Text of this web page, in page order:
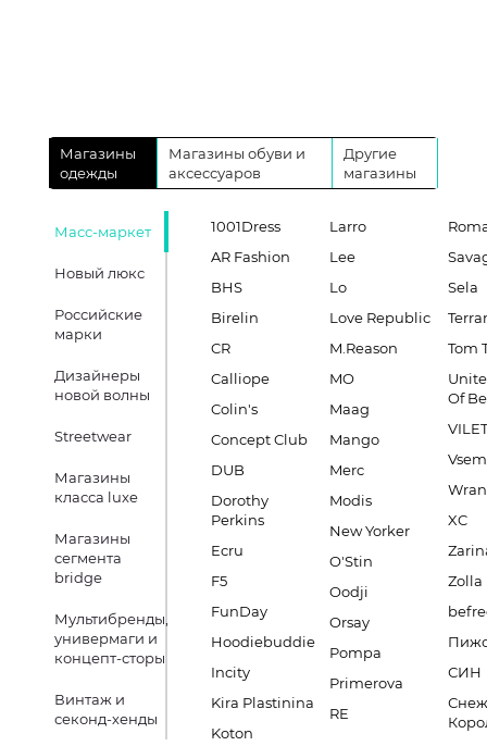
Магазины
одежды
Магазины обуви и
аксессуаров
Другие
магазины
Масс-маркет
Новый люкс
Российские
марки
Дизайнеры
новой волны
Streetwear
Магазины
класса luxe
Магазины
сегмента
bridge
Мультибренды,
универмаги и
концепт-сторы
Винтаж и
секонд-хенды
1001Dress
AR Fashion
BHS
Birelin
CR
Calliope
Colin's
Concept Club
DUB
Dorothy
Perkins
Ecru
F5
FunDay
Hoodiebuddie
Incity
Kira Plastinina
Koton
Larro
Lee
Lo
Love Republic
M.Reason
MO
Maag
Mango
Merc
Modis
New Yorker
O'Stin
Oodji
Orsay
Pompa
Primerova
RE
Sela
Tom
Of
VILET
XC
Zolla
СИН